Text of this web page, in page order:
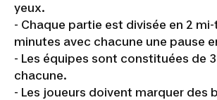
yeux.
- Chaque partie est divisée en 2
minutes avec chacune une pause
- Les équipes sont constituées de
chacune.
- Les joueurs doivent marquer des